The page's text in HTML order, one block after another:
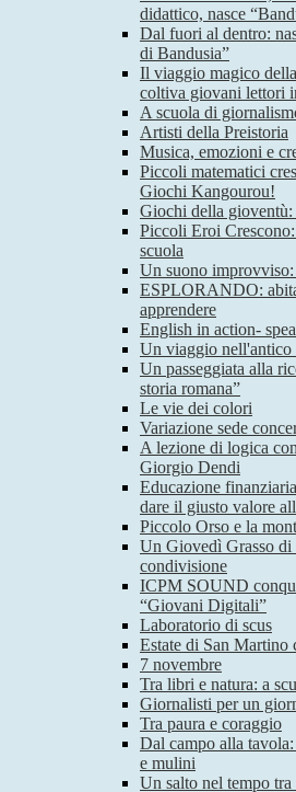
didattico, nasce
Dal fuori al dentro:
di Bandusia”
Il viaggio magico
coltiva giovani lettori
A scuola di
Artisti della Preistoria
Musica, emozioni e
Piccoli matematici
Giochi Kangourou!
Giochi della
Piccoli Eroi
scuola
Un suono
ESPLORANDO:
apprendere
English in action-
Un viaggio nell'antico
Un passeggiata alla
storia romana”
Le vie dei colori
Variazione sede
A lezione di logica
Giorgio Dendi
Educazione
dare il giusto valore
Piccolo Orso e la
Un Giovedì Grasso di
condivisione
ICPM SOUND
“Giovani Digitali”
Laboratorio di scus
Estate di San Martino
7 novembre
Tra libri e natura: a
Giornalisti per un
Tra paura e coraggio
Dal campo alla
e mulini
Un salto nel tempo tra